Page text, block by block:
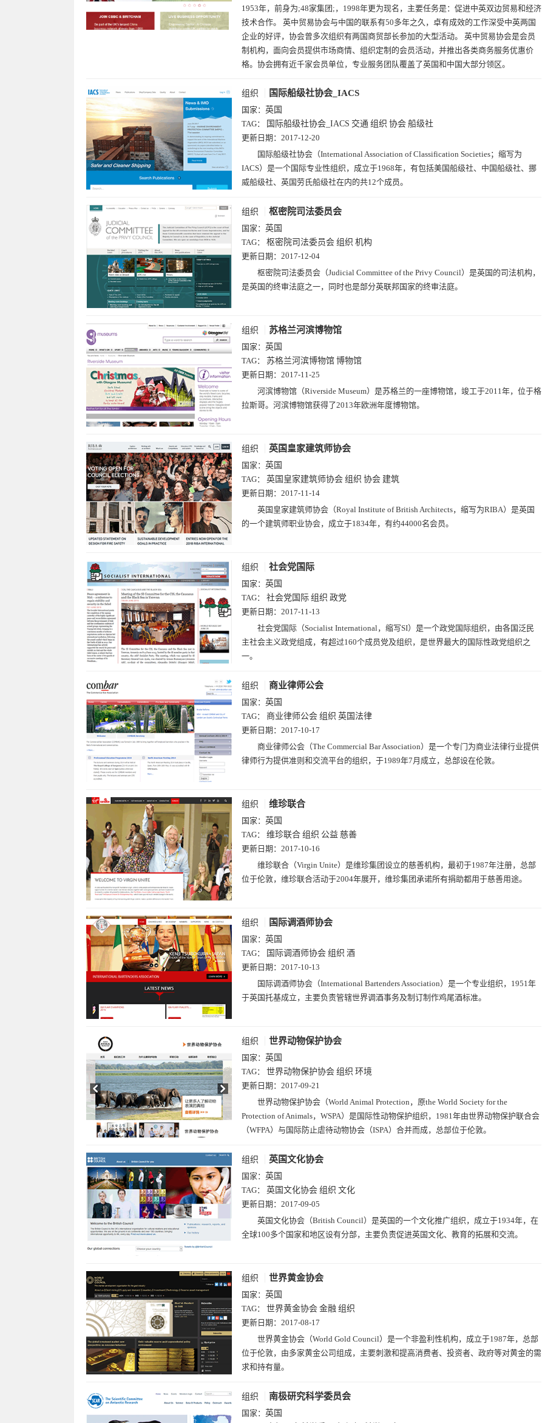
1953年，前身为;48家集团;，1998年更为现名，主要任务是：促进中英双边贸易和经济
技术合作。 英中贸易协会与中国的联系有50多年之久，卓有成效的工作深受中英两国
企业的好评，协会曾多次组织有两国商贸部长参加的大型活动。 英中贸易协会是会员
制机构，面向会员提供市场商情、组织定制的会员活动，并推出各类商务服务优惠价
格。协会拥有近千家会员单位，专业服务团队覆盖了英国和中国大部分领区。
组织 国际船级社协会_IACS
国家： 英国
TAG：
国际船级社协会_IACS 交通 组织 协会 船级社
更新日期： 2017-12-20
国际船级社协会（International Association of Classification Societies；缩写为
IACS）是一个国际专业性组织，成立于1968年，有包括美国船级社、中国船级社、挪
威船级社、英国劳氏船级社在内的共12个成员。
组织 枢密院司法委员会
国家： 英国
TAG： 枢密院司法委员会 组织 机构
更新日期： 2017-12-04
枢密院司法委员会（Judicial Committee of the Privy Council）是英国的司法机构，
是英国的终审法庭之一，同时也是部分英联邦国家的终审法庭。
组织 苏格兰河滨博物馆
国家： 英国
TAG： 苏格兰河滨博物馆 博物馆
更新日期： 2017-11-25
河滨博物馆（Riverside Museum）是苏格兰的一座博物馆，竣工于2011年，位于格
拉斯哥。河滨博物馆获得了2013年欧洲年度博物馆。
组织 英国皇家建筑师协会
国家： 英国
TAG： 英国皇家建筑师协会 组织 协会 建筑
更新日期： 2017-11-14
英国皇家建筑师协会（Royal Institute of British Architects，缩写为RIBA）是英国
的一个建筑师职业协会，成立于1834年，有约44000名会员。
组织 社会党国际
国家： 英国
TAG： 社会党国际 组织 政党
更新日期： 2017-11-13
社会党国际（Socialist International，缩写SI）是一个政党国际组织，由各国泛民
主社会主义政党组成，有超过160个成员党及组织，是世界最大的国际性政党组织之
一。
组织 商业律师公会
国家： 英国
TAG： 商业律师公会 组织 英国法律
更新日期： 2017-10-17
商业律师公会（The Commercial Bar Association）是一个专门为商业法律行业提供
律师行为提供准则和交流平台的组织，于1989年7月成立，总部设在伦敦。
组织 维珍联合
国家： 英国
TAG： 维珍联合 组织 公益 慈善
更新日期： 2017-10-16
维珍联合（Virgin Unite）是维珍集团设立的慈善机构，最初于1987年注册，总部
位于伦敦，维珍联合活动于2004年展开，维珍集团承诺所有捐助都用于慈善用途。
组织 国际调酒师协会
国家： 英国
TAG：
国际调酒师协会 组织 酒
更新日期： 2017-10-13
国际调酒师协会（International Bartenders Association）是一个专业组织，1951年
于英国托基成立，主要负责管辖世界调酒事务及制订制作鸡尾酒标准。
组织 世界动物保护协会
国家： 英国
TAG： 世界动物保护协会 组织 环境
更新日期： 2017-09-21
世界动物保护协会（World Animal Protection，原the World Society for the
Protection of Animals，WSPA）是国际性动物保护组织，1981年由世界动物保护联合会
（WFPA）与国际防止虐待动物协会（ISPA）合并而成，总部位于伦敦。
组织 英国文化协会
国家： 英国
TAG： 英国文化协会 组织 文化
更新日期： 2017-09-05
英国文化协会（British Council）是英国的一个文化推广组织，成立于1934年，在
全球100多个国家和地区设有分部，主要负责促进英国文化、教育的拓展和交流。
组织 世界黄金协会
国家： 英国
TAG： 世界黄金协会 金融 组织
更新日期： 2017-08-17
世界黄金协会（World Gold Council）是一个非盈利性机构，成立于1987年，总部
位于伦敦，由多家黄金公司组成，主要刺激和提高消费者、投资者、政府等对黄金的需
求和持有量。
组织 南极研究科学委员会
国家： 英国